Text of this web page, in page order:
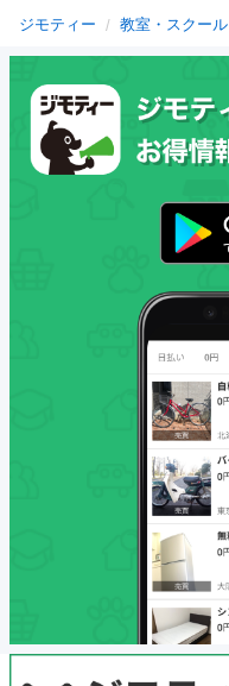
ジモティー 教室・スクール